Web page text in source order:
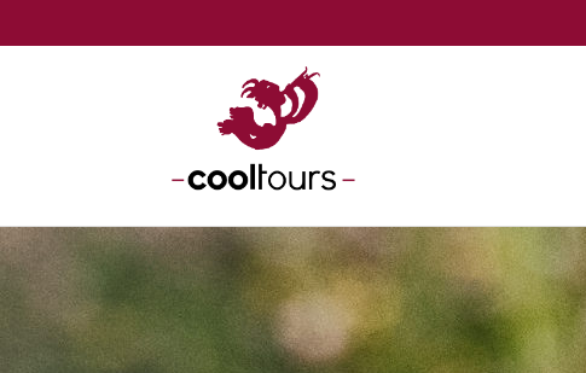
FOLGEN SIE UNS:
HOME REISEN
KONTAKT